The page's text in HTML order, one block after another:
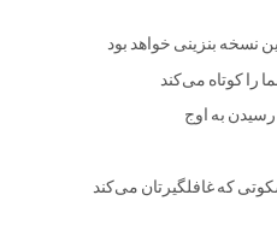
نسخه بنزینی خواهد بود